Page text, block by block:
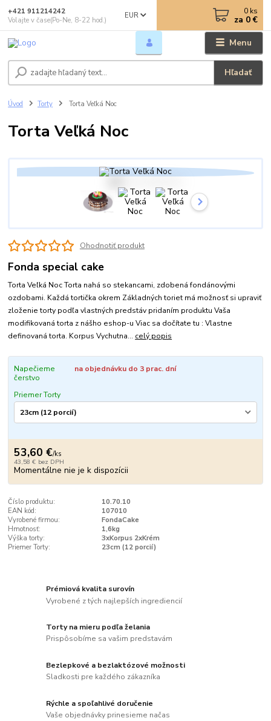
Menu
EUR
Hľadať
+421 911214242
Volajte v čase(Po-Ne, 8-22 hod.)
0 ks
za 0 €
Úvod Torty Torta Veľká Noc
Torta Veľká Noc
Ohodnotiť produkt
Fonda special cake
Torta Veľká Noc Torta nahá so stekancami, zdobená fondánovými
ozdobami. Každá tortička okrem Základných toriet má možnosť si upraviť
zloženie torty podľa vlastných predstáv pridaním produktu Vaša
modifikovaná torta z nášho eshop-u Viac sa dočítate tu : Vlastne
definovaná torta. Korpus Vychutna... celý popis
Napečieme
čerstvo
na objednávku do 3 prac. dní
Priemer Torty
53,60 €/ks
43,58 € bez DPH
Momentálne nie je k dispozícii
Číslo produktu:
10.70.10
EAN kód:
107010
Vyrobené firmou:
FondaCake
Hmotnosť:
1,6kg
Výška torty:
3xKorpus 2xKrém
Priemer Torty:
23cm (12 porcií)
Prémiová kvalita surovín
Vyrobené z tých najlepších ingrediencií
Torty na mieru podľa želania
Prispôsobíme sa vašim predstavám
Bezlepkové a bezlaktózové možnosti
Sladkosti pre každého zákazníka
Rýchle a spoľahlivé doručenie
Vaše objednávky prinesieme načas